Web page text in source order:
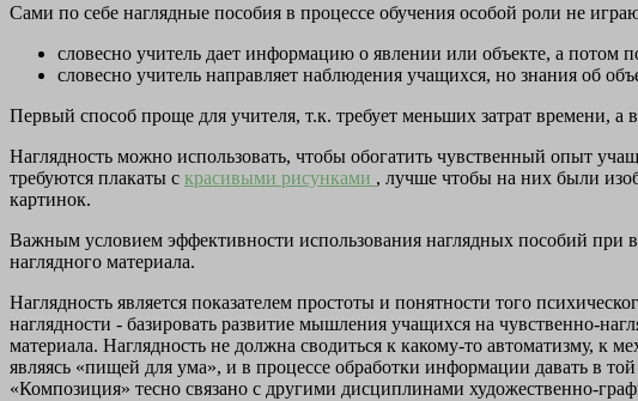
Сами по себе наглядные пособия в процессе обучения особой роли не
словесно учитель дает информацию о явлении или объекте, а потом
словесно учитель направляет наблюдения учащихся, но знания об
Первый способ проще для учителя, т.к. требует меньших затрат времени, а
Наглядность можно использовать, чтобы обогатить чувственный опыт
требуются плакаты с красивыми рисунками , лучше чтобы на них были
картинок.
Важным условием эффективности использования наглядных пособий при
наглядного материала.
Наглядность является показателем простоты и понятности того
наглядности - базировать развитие мышления учащихся на чувственно-
материала. Наглядность не должна сводиться к какому-то автоматизму,
являясь «пищей для ума», и в процессе обработки информации давать в
«Композиция» тесно связано с другими дисциплинами художественно-